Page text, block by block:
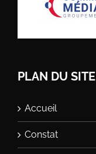
PLAN DU SITE
Accueil
Constat